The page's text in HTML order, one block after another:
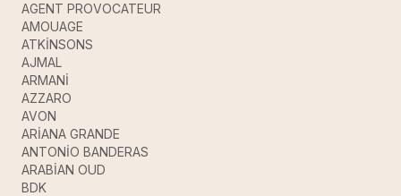
AGENT PROVOCATEUR
AMOUAGE
ATKİNSONS
AJMAL
ARMANİ
AZZARO
AVON
ARİANA GRANDE
ANTONİO BANDERAS
ARABİAN OUD
BDK